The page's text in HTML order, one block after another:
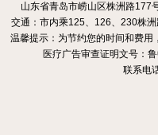
山东省青岛市崂山区株洲路177
交通：市内乘125、126、230株
温馨提示：为节约您的时间和费用
医疗广告审查证明文号：
联系电